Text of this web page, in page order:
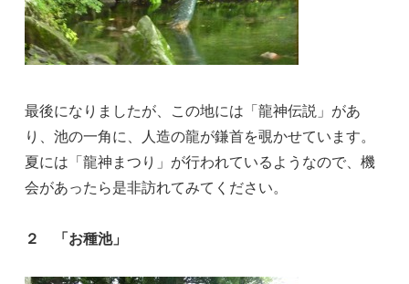
最後になりましたが、この地には「龍神伝説」があ
り、池の一角に、人造の龍が鎌首を覗かせています。
夏には「龍神まつり」が行われているようなので、機
会があったら是非訪れてみてください。
２ 「お種池」